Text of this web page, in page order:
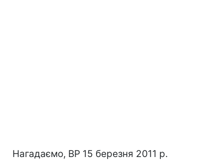
Нагадаємо, ВР 15 березня 2011 р.